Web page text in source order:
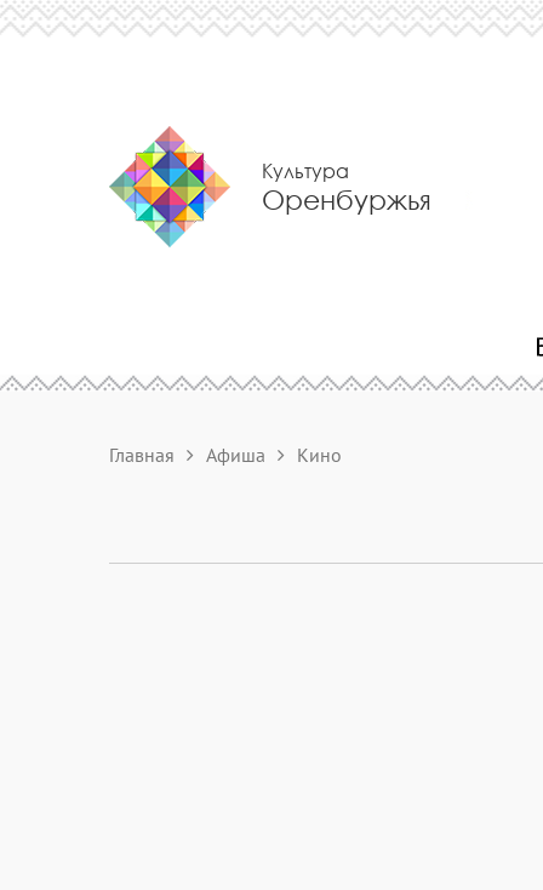
Культура
Оренбуржья
Главная Афиша Кино